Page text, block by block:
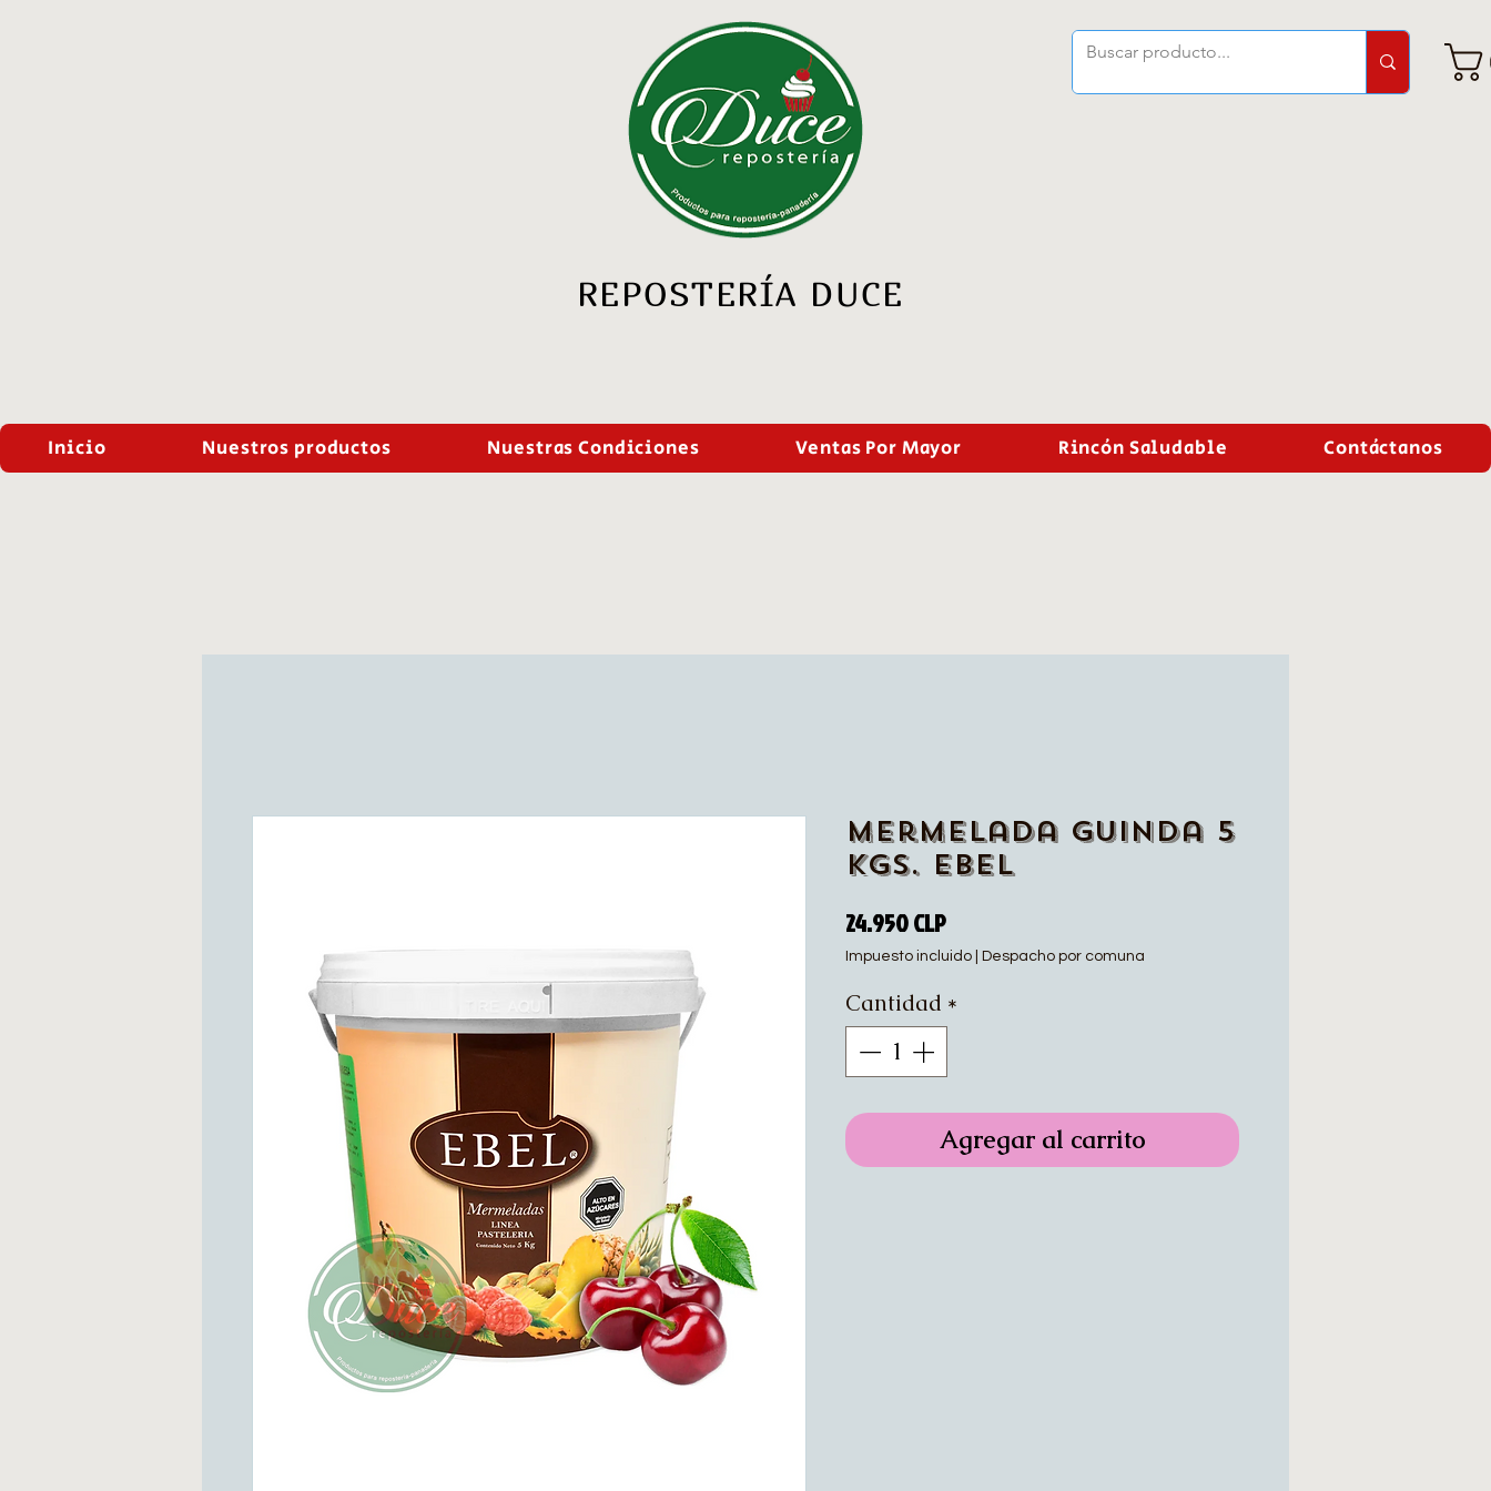
REPOSTERÍA DUCE
Inicio Nuestros productos Nuestras Condiciones Ventas Por Mayor Rincón Saludable Contáctanos
Mermelada Guinda 5
Kgs. Ebel
24.950 CLPPrecio
Impuesto incluido Despacho por comuna
Cantidad *
Agregar al carrito